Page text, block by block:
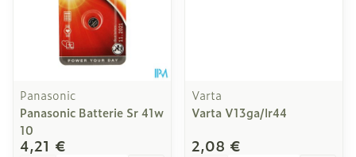
Panasonic
Panasonic Batterie Sr 41w
10
4,21 €
Varta
Varta V13ga/lr44
2,08 €